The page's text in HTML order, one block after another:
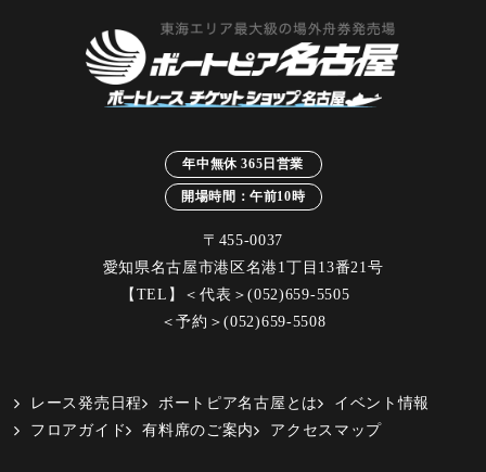
年中無休 365日営業
開場時間：午前10時
〒455-0037
愛知県名古屋市港区名港1丁目13番21号
【TEL】＜代表＞(052)659-5505
＜予約＞(052)659-5508
レース発売日程 ボートピア名古屋とは
イベント情報
フロアガイド
有料席のご案内 アクセスマップ